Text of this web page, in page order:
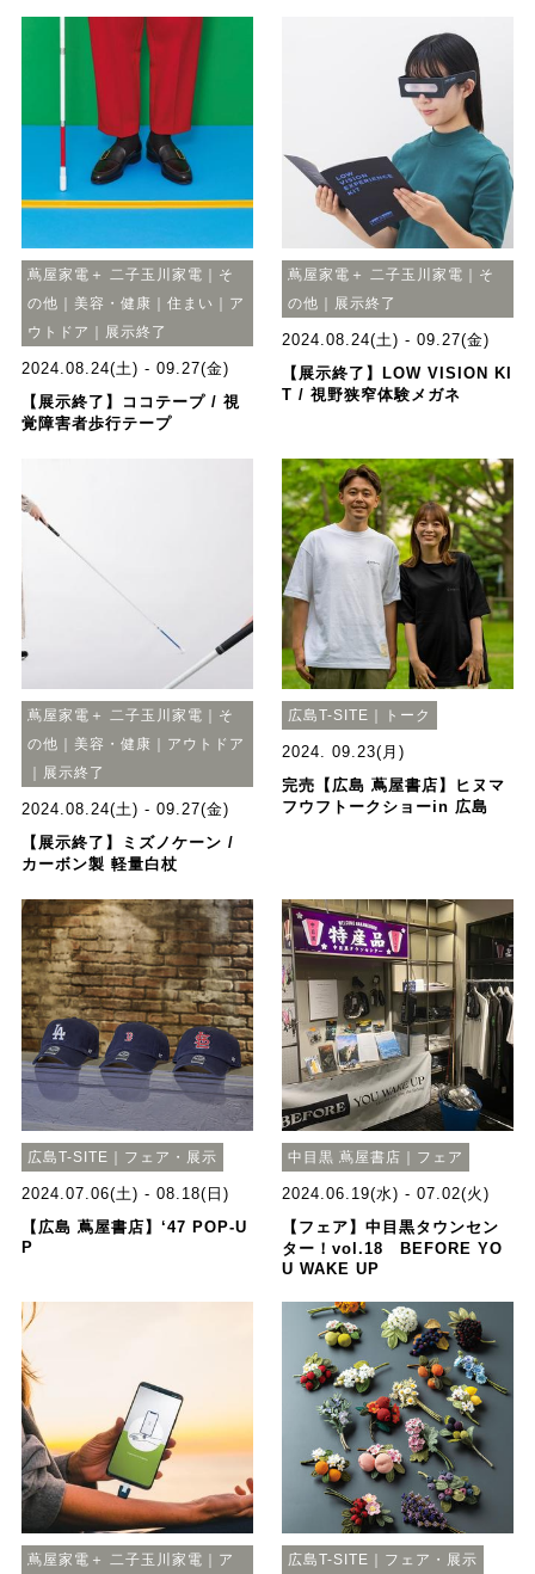
蔦屋家電＋ 二子玉川家電｜そ
の他｜美容・健康｜住まい｜ア
ウトドア｜展示終了
2024.08.24(土) - 09.27(金)
【展示終了】ココテープ / 視
覚障害者歩行テープ
蔦屋家電＋ 二子玉川家電｜そ
の他｜展示終了
2024.08.24(土) - 09.27(金)
【展示終了】LOW VISION KI
T / 視野狭窄体験メガネ
蔦屋家電＋ 二子玉川家電｜そ
の他｜美容・健康｜アウトドア
｜展示終了
2024.08.24(土) - 09.27(金)
【展示終了】ミズノケーン /
カーボン製 軽量白杖
広島T-SITE｜トーク
2024. 09.23(月)
完売【広島 蔦屋書店】ヒヌマ
フウフトークショーin 広島
広島T-SITE｜フェア・展示
2024.07.06(土) - 08.18(日)
【広島 蔦屋書店】‘47 POP-U
P
中目黒 蔦屋書店｜フェア
2024.06.19(水) - 07.02(火)
【フェア】中目黒タウンセン
ター！vol.18 BEFORE YO
U WAKE UP
蔦屋家電＋ 二子玉川家電｜ア 広島T-SITE｜フェア・展示